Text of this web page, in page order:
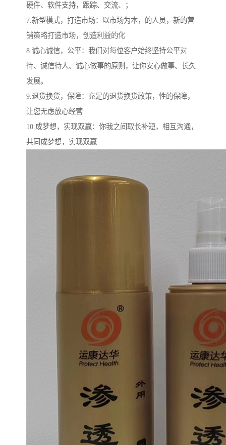
硬件、软件支持，跟踪、交流、；
7.新型模式，打造市场：以市场为本，的人员，新的营
销策略打造市场，创造利益的化
8.诚心诚信，公平：我们对每位客户始终坚持公平对
待、诚信待人、诚心做事的原则，让你安心做事、长久
发展。
9.退货换货，保障：充足的退货换货政策，性的保障，
让您无虑放心经营
10.成梦想，实现双赢：你我之间取长补短，相互沟通，
共同成梦想，实现双赢